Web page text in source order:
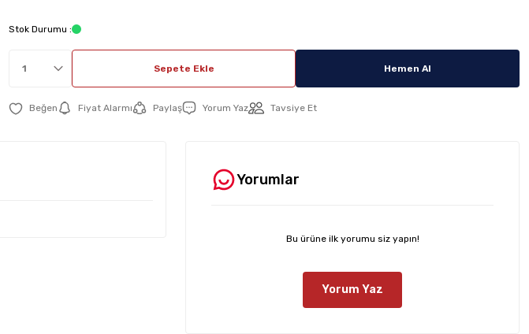
Stok Durumu :
Sepete Ekle Hemen Al
Fiyat Alarmı Paylaş Yorum Yaz Tavsiye Et
Yorumlar
Bu ürüne ilk yorumu siz yapın!
Yorum Yaz